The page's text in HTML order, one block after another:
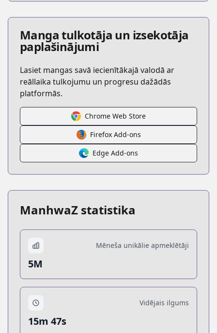
Manga tulkotāja un izsekotāja
paplašinājumi
Lasiet mangas savā iecienītākajā valodā ar
reāllaika tulkojumu un progresu dažādās
platformās.
Chrome Web Store
Firefox Add-ons
Edge Add-ons
ManhwaZ statistika
Mēneša unikālie apmeklētāji
5M
Vidējais ilgums
15m 47s